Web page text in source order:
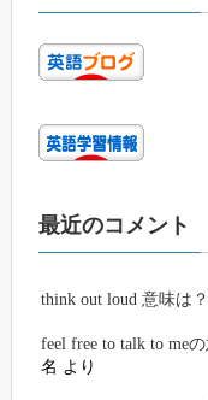
最近のコメント
think out loud 意味は
feel free to talk to me
名 より